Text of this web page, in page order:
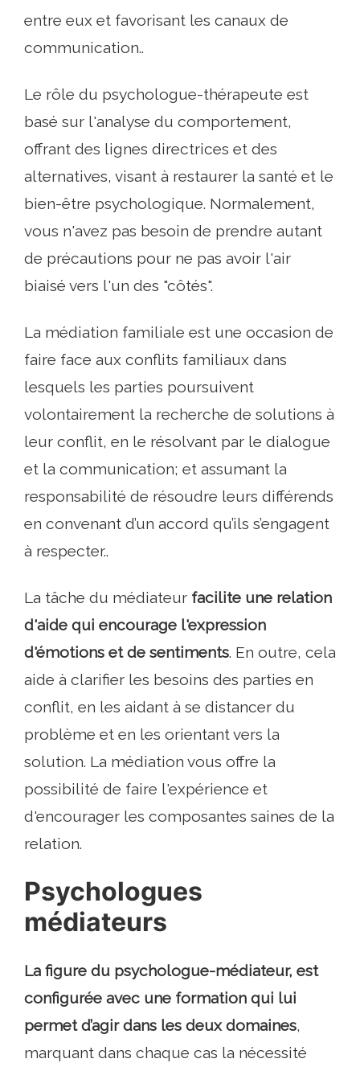
entre eux et favorisant les canaux de
communication..
Le rôle du psychologue-thérapeute est
basé sur l'analyse du comportement,
offrant des lignes directrices et des
alternatives, visant à restaurer la santé et le
bien-être psychologique. Normalement,
vous n'avez pas besoin de prendre autant
de précautions pour ne pas avoir l'air
biaisé vers l'un des "côtés".
La médiation familiale est une occasion de
faire face aux conflits familiaux dans
lesquels les parties poursuivent
volontairement la recherche de solutions à
leur conflit, en le résolvant par le dialogue
et la communication; et assumant la
responsabilité de résoudre leurs différends
en convenant d’un accord qu’ils s’engagent
à respecter..
La tâche du médiateur facilite une relation
d'aide qui encourage l'expression
d'émotions et de sentiments. En outre, cela
aide à clarifier les besoins des parties en
conflit, en les aidant à se distancer du
problème et en les orientant vers la
solution. La médiation vous offre la
possibilité de faire l'expérience et
d'encourager les composantes saines de la
relation.
Psychologues
médiateurs
La figure du psychologue-médiateur, est
configurée avec une formation qui lui
permet d’agir dans les deux domaines,
marquant dans chaque cas la nécessité